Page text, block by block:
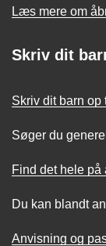
Læs mere om
Skriv dit
Skriv dit barn op
Søger du
Find det hele på
Du kan blandt
Anvisning og